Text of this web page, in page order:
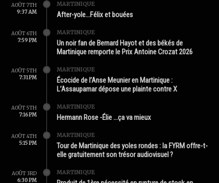
AOÛT 7TH
9:37 AM
MARTINIQUE
After-yole…Félix et bouées
AOÛT 6TH
7:59 PM
MARTINIQUE
Un noir fan de Bernard Hayot et des békés de
Martinique remporte le Prix Antoine Crozat 2026
AOÛT 5TH
7:31 PM
MARTINIQUE
Écocide de l’Anse Meunier en Martinique :
L’Assaupamar dépose une plainte contre X
AOÛT 5TH
7:16 PM
MARTINIQUE
Hermann Rose -Élie …ça va mieux
AOÛT 4TH
5:15 PM
MARTINIQUE
Tour de Martinique des yoles rondes : la FYRM offre-t-
elle gratuitement son trésor audiovisuel ?
AOÛT 3RD
6:30 PM
MARTINIQUE